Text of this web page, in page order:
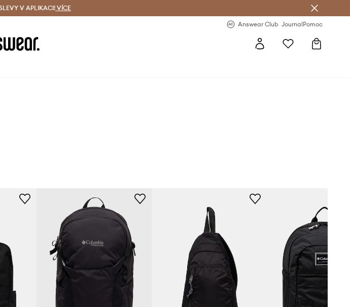
Doručení i do 24 h
V APLIKACI! VÍCE
Answear Club JournalPomoc